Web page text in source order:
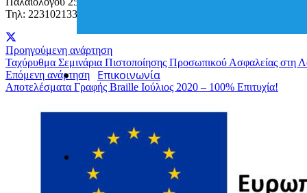
Επικοινωνία
Τηλ: 2231021335
Προηγούμενη ανάρτηση
Ταχύρυθμα Σεμινάρια Πιστοποίησης Προσωπικού Ασφαλείας στη
Επόμενη ανάρτηση
Αποτελέσματα Γραφής Braille Ιούλιος 2020 – 100% Επιτυχία!